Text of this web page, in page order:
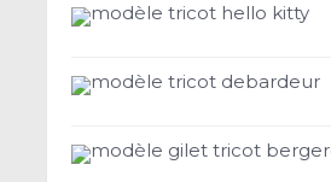
modèle tricot hello kitty
modèle tricot debardeur
modèle gilet tricot